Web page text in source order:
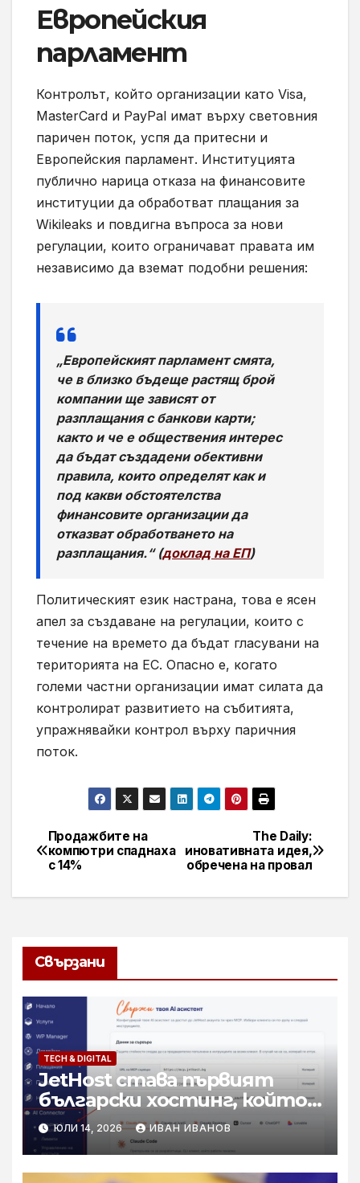
Европейския
парламент
Контролът, който организации като Visa,
MasterCard и PayPal имат върху световния
паричен поток, успя да притесни и
Европейския парламент. Институцията
публично нарица отказа на финансовите
институции да обработват плащания за
Wikileaks и повдигна въпроса за нови
регулации, които ограничават правата им
независимо да вземат подобни решения:
„Европейският парламент смята,
че в близко бъдеще растящ брой
компании ще зависят от
разплащания с банкови карти;
както и че е обществения интерес
да бъдат създадени обективни
правила, които определят как и
под какви обстоятелства
финансовите организации да
отказват обработването на
разплащания.“ (доклад на ЕП)
Политическият език настрана, това е ясен
апел за създаване на регулации, които с
течение на времето да бъдат гласувани на
територията на ЕС. Опасно е, когато
големи частни организации имат силата да
контролират развитието на събитията,
упражнявайки контрол върху паричния
поток.
Навигация
The Daily:
иновативната идея,
обречена на провал
Продажбите на
компютри спаднаха
с 14%
Свързани
TECH & DIGITAL
JetHost става първият
български хостинг, който
свързва AI асистенти с
реалната хостинг среда
ЮЛИ 14, 2026 ИВАН ИВАНОВ